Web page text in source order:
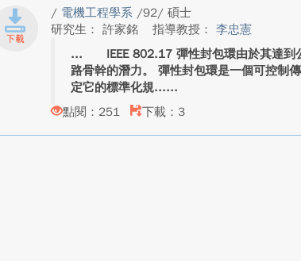
/ 電機工程學系 /92/ 碩士
研究生： 許家銘
指導教授： 李忠憲
IEEE 802.17 彈性封包環由於其達到
路骨幹的潛力。 彈性封包環是一個可控制
定它的標準化規...
點閱：251
下載：3